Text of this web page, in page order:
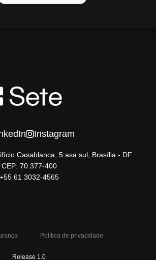
Instagram
Casablanca, 5 asa sul, Brasília - DF
CEP: 70.377-400
+55 61 3032-4565
Política de privacidade
Release 1.0